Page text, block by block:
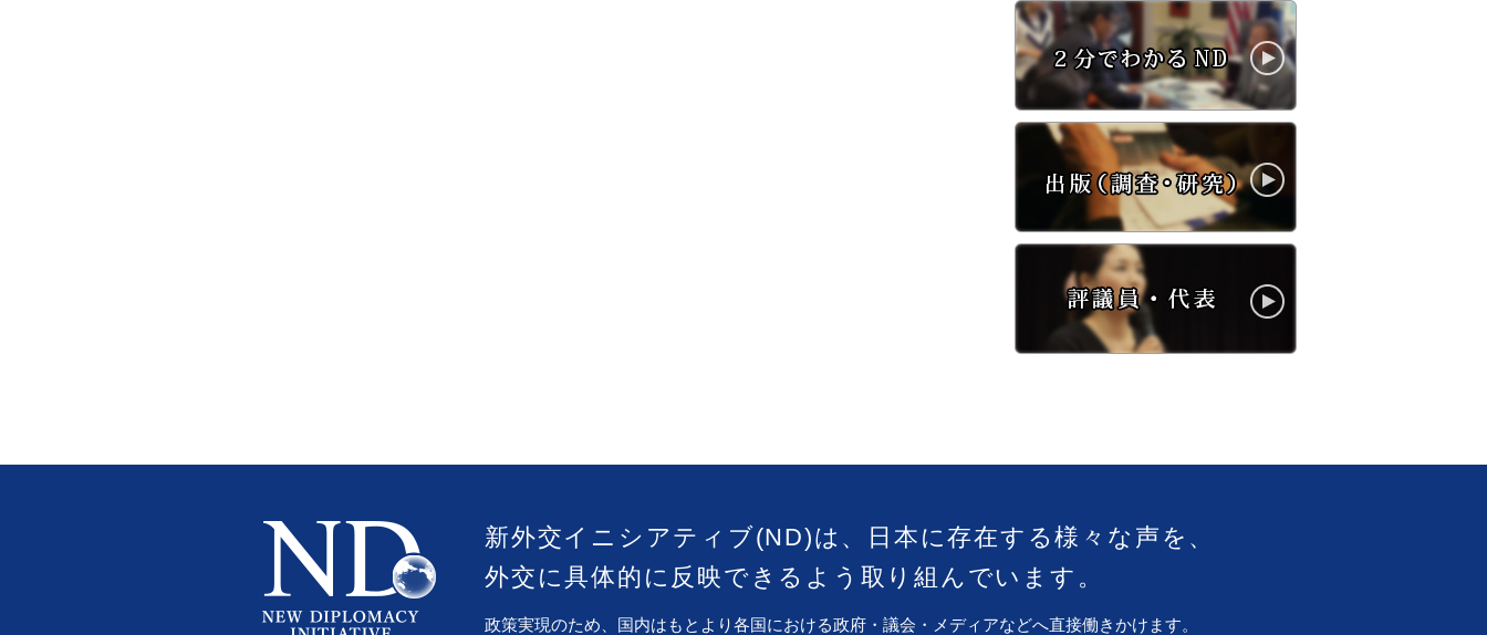
新外交イニシアティブ(ND)は、日本に存在する様々な声を、
外交に具体的に反映できるよう取り組んでいます。
政策実現のため、国内はもとより各国における政府・議会・メディアなどへ直接働きかけます。